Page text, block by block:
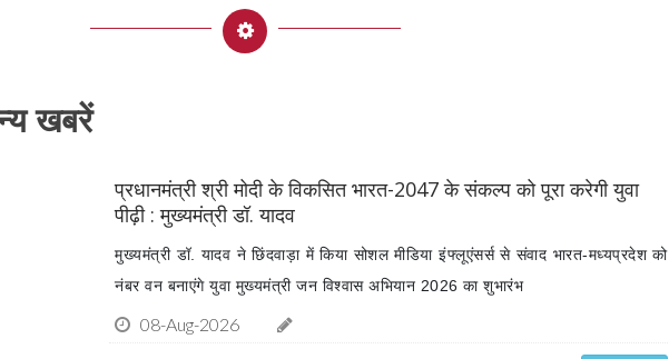
खबरें
प्रधानमंत्री श्री मोदी के विकसित भारत-2047 के संकल्प को पूरा करेगी युवा
पीढ़ी : मुख्यमंत्री डॉ. यादव
मुख्यमंत्री डॉ. यादव ने छिंदवाड़ा में किया सोशल मीडिया इंफ्लूएंसर्स से संवाद भारत-मध्यप्रदेश को
नंबर वन बनाएंगे युवा मुख्यमंत्री जन विश्वास अभियान 2026 का शुभारंभ
08-Aug-2026